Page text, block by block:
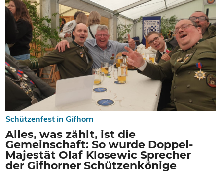
Schützenfest in Gifhorn
Alles, was zählt, ist die
Gemeinschaft: So wurde Doppel-
Majestät Olaf Klosewic Sprecher
der Gifhorner Schützenkönige